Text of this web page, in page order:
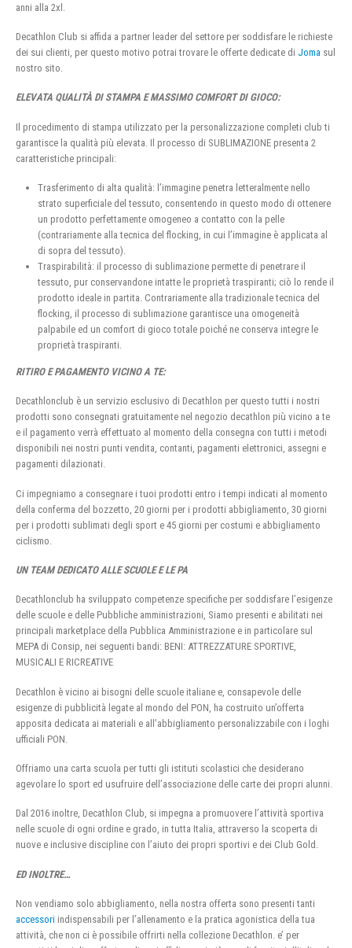
anni alla 2xl.
Decathlon Club si affida a partner leader del settore per soddisfare le richieste
dei sui clienti, per questo motivo potrai trovare le offerte dedicate di Joma sul
nostro sito.
ELEVATA QUALITÀ DI STAMPA E MASSIMO COMFORT DI GIOCO:
Il procedimento di stampa utilizzato per la personalizzazione completi club ti
garantisce la qualità più elevata. Il processo di SUBLIMAZIONE presenta 2
caratteristiche principali:
Trasferimento di alta qualità: l’immagine penetra letteralmente nello
strato superficiale del tessuto, consentendo in questo modo di ottenere
un prodotto perfettamente omogeneo a contatto con la pelle
(contrariamente alla tecnica del flocking, in cui l’immagine è applicata al
di sopra del tessuto).
Traspirabilità: il processo di sublimazione permette di penetrare il
tessuto, pur conservandone intatte le proprietà traspiranti; ciò lo rende il
prodotto ideale in partita. Contrariamente alla tradizionale tecnica del
flocking, il processo di sublimazione garantisce una omogeneità
palpabile ed un comfort di gioco totale poiché ne conserva integre le
proprietà traspiranti.
RITIRO E PAGAMENTO VICINO A TE:
Decathlonclub è un servizio esclusivo di Decathlon per questo tutti i nostri
prodotti sono consegnati gratuitamente nel negozio decathlon più vicino a te
e il pagamento verrà effettuato al momento della consegna con tutti i metodi
disponibili nei nostri punti vendita, contanti, pagamenti elettronici, assegni e
pagamenti dilazionati.
Ci impegniamo a consegnare i tuoi prodotti entro i tempi indicati al momento
della conferma del bozzetto, 20 giorni per i prodotti abbigliamento, 30 giorni
per i prodotti sublimati degli sport e 45 giorni per costumi e abbigliamento
ciclismo.
UN TEAM DEDICATO ALLE SCUOLE E LE PA
Decathlonclub ha sviluppato competenze specifiche per soddisfare l’esigenze
delle scuole e delle Pubbliche amministrazioni, Siamo presenti e abilitati nei
principali marketplace della Pubblica Amministrazione e in particolare sul
MEPA di Consip, nei seguenti bandi: BENI: ATTREZZATURE SPORTIVE,
MUSICALI E RICREATIVE
Decathlon è vicino ai bisogni delle scuole italiane e, consapevole delle
esigenze di pubblicità legate al mondo del PON, ha costruito un’offerta
apposita dedicata ai materiali e all’abbigliamento personalizzabile con i loghi
ufficiali PON.
Offriamo una carta scuola per tutti gli istituti scolastici che desiderano
agevolare lo sport ed usufruire dell’associazione delle carte dei propri alunni.
Dal 2016 inoltre, Decathlon Club, si impegna a promuovere l’attività sportiva
nelle scuole di ogni ordine e grado, in tutta Italia, attraverso la scoperta di
nuove e inclusive discipline con l’aiuto dei propri sportivi e dei Club Gold.
ED INOLTRE…
Non vendiamo solo abbigliamento, nella nostra offerta sono presenti tanti
accessori indispensabili per l’allenamento e la pratica agonistica della tua
attività, che non ci è possibile offrirti nella collezione Decathlon. e’ per